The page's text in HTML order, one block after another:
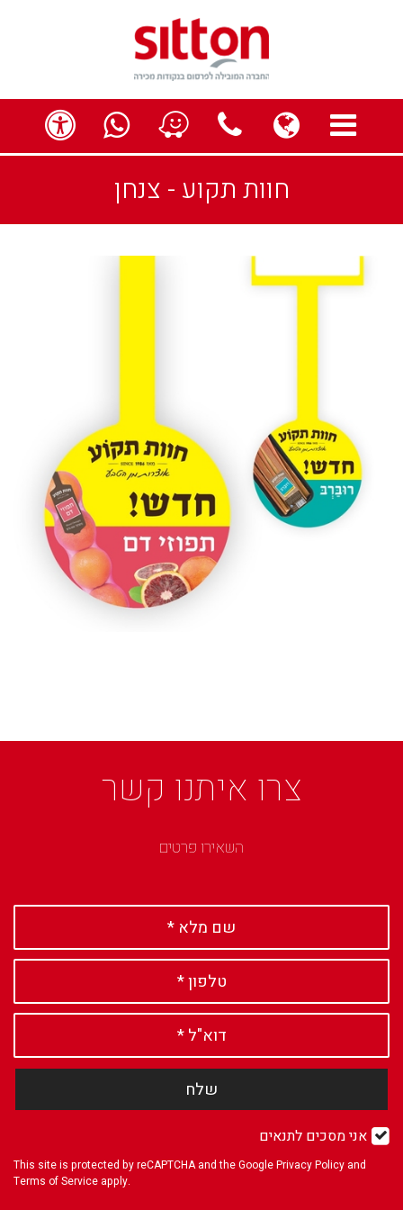
תפריטglobe
contact us
חוות תקוע - צנחן
צרו איתנו קשר
השאירו פרטים
שלח
אני מסכים לתנאים
This site is protected by reCAPTCHA and the GooglePrivacy Policy and
Terms of Service apply.